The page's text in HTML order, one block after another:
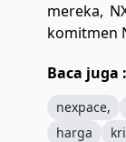
mereka,
komitmen
Baca juga :
nexpace,
harga